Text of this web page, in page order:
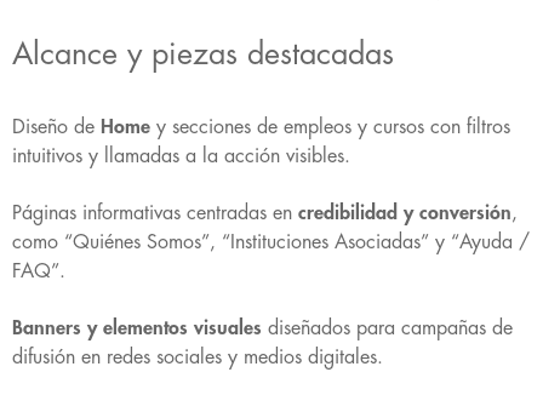
Alcance y piezas destacadas
Diseño de Home y secciones de empleos y cursos con filtros
intuitivos y llamadas a la acción visibles.
Páginas informativas centradas en credibilidad y conversión,
como “Quiénes Somos”, “Instituciones Asociadas” y “Ayuda /
FAQ”.
Banners y elementos visuales diseñados para campañas de
difusión en redes sociales y medios digitales.